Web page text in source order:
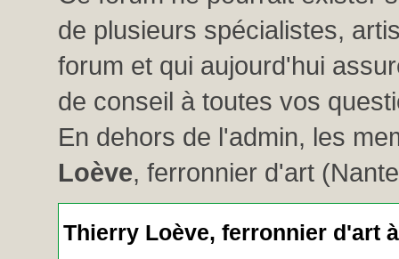
de plusieurs spécialistes,
forum et qui aujourd'hui
de conseil à toutes vos
En dehors de l'admin, les
Loève, ferronnier d'art
Thierry Loève, ferronnier d'art